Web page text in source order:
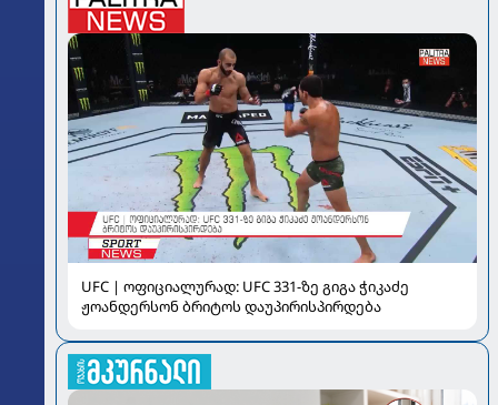
UFC | ოფიციალურად: UFC 331-ზე გიგა ჭიკაძე
ჟოანდერსონ ბრიტოს დაუპირისპირდება